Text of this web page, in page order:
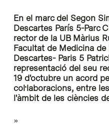
En el marc del Segon
Descartes París 5-Parc
rector de la UB Màrius
Facultat de Medicina
Descartes- Paris 5
representació del seu
19 d'octubre un acord
col·laboracions, entre
l'àmbit de les ciències
»